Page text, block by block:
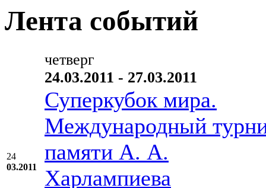
Лента событий
24
03.2011
четверг
24.03.2011 - 27.03.2011
Суперкубок мира.
Международный
памяти А. А.
Харлампиева